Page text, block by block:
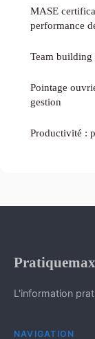
MASE
performance
Team building
Pointage
gestion
Productivité :
Pratiquemax
L'information
NAVIGATION